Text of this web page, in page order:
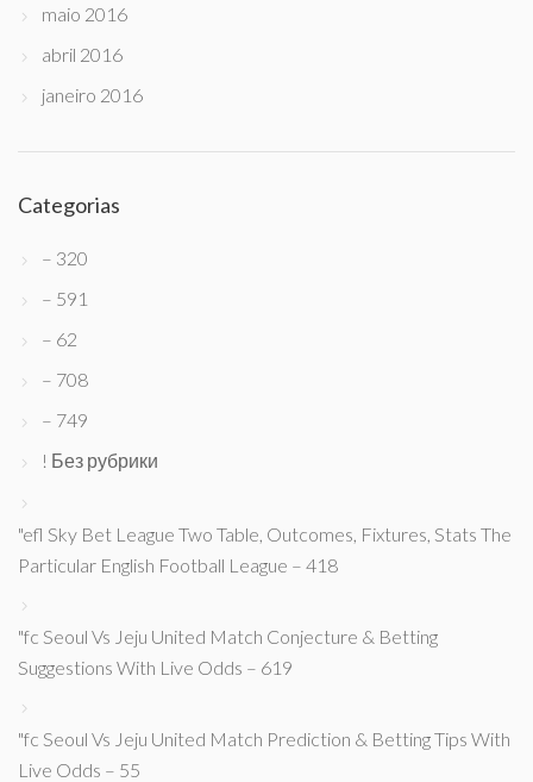
maio 2016
abril 2016
janeiro 2016
Categorias
– 320
– 591
– 62
– 708
– 749
! Без рубрики
"efl Sky Bet League Two Table, Outcomes, Fixtures, Stats The
Particular English Football League – 418
"fc Seoul Vs Jeju United Match Conjecture & Betting
Suggestions With Live Odds – 619
"fc Seoul Vs Jeju United Match Prediction & Betting Tips With
Live Odds – 55